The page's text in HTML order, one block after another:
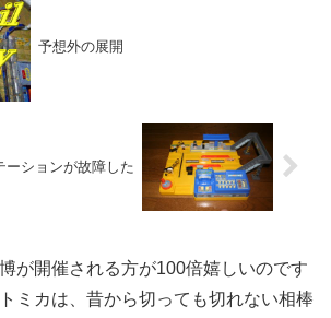
予想外の展開
ーションが故障した
が開催される方が100倍嬉しいのです
ミカは、昔から切っても切れない相棒